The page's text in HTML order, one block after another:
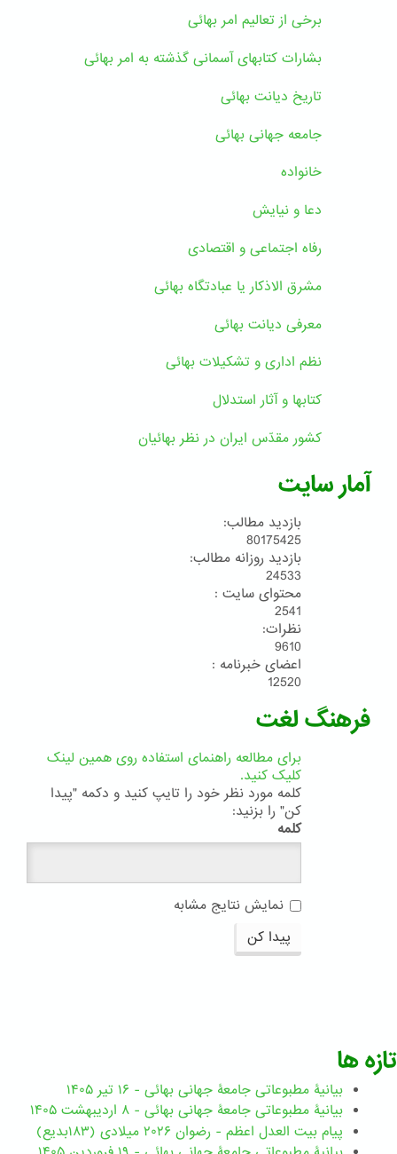
برخی از تعالیم امر بهائی
بشارات کتابهای آسمانی گذشته به امر بهائی
تاریخ دیانت بهائی
جامعه جهانی بهائی
خانواده
دعا و نیایش
رفاه اجتماعی و اقتصادی
مشرق الاذکار یا عبادتگاه بهائی
معرفی دیانت بهائی
نظم اداری و تشکیلات بهائی
کتابها و آثار استدلال
کشور مقدّس ایران در نظر بهائیان
آمار سایت
بازدید مطالب:
80175425
بازدید روزانه مطالب:
24533
محتوای سایت :
2541
نظرات:
9610
اعضای خبرنامه :
12520
فرهنگ لغت
برای مطالعه راهنمای استفاده روی همین لینک
کلیک کنید.
کلمه مورد نظر خود را تایپ کنید و دکمه "پیدا
کن" را بزنید:
کلمه
نمایش نتایج مشابه
پیدا کن
تازه ها
بیانیۀ مطبوعاتی جامعۀ جهانی بهائی - ۱۶ تیر ۱۴۰۵
بیانیۀ مطبوعاتی جامعۀ جهانی بهائی - ۸ اردیبهشت ۱۴۰۵
پیام بیت العدل اعظم - رضوان ۲۰۲۶ میلادی (۱۸۳بدیع)